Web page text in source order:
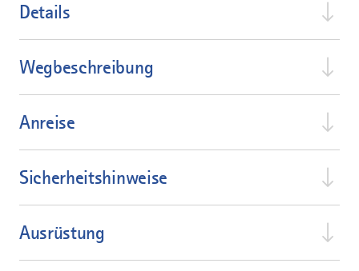
Details
Wegbeschreibung
Anreise
Sicherheitshinweise
Ausrüstung